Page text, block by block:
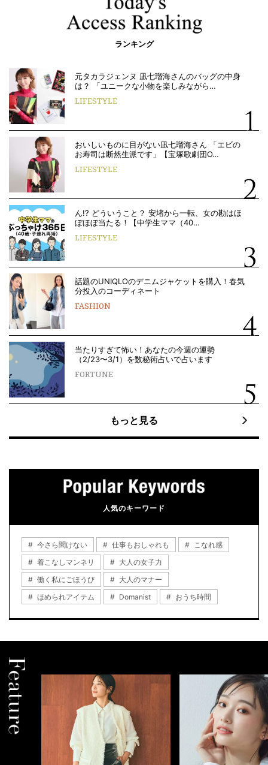
ランキング
元タカラジェンヌ 凪七瑠海さんのバッグの中身
は？ 「ユニークな小物を楽しみながら…
LIFESTYLE
おいしいものに目がない凪七瑠海さん 「エビの
お寿司は断然生派です」【宝塚歌劇団O…
LIFESTYLE
ん!? どういうこと？ 安堵から一転、女の勘はほ
ぼほぼ当たる！【中学生ママ（40…
LIFESTYLE
話題のUNIQLOのデニムジャケットを購入！春気
分投入のコーディネート
FASHION
当たりすぎて怖い！あなたの今週の運勢
（2/23〜3/1）を数秘術占いで占います
FORTUNE
もっと見る
人気のキーワード
今さら聞けない 仕事もおしゃれも
こなれ感
着こなしマンネリ
大人の女子力
働く私にごほうび
大人のマナー
ほめられアイテム
Domanist おうち時間